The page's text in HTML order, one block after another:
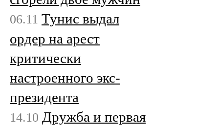
06.11 Тунис выдал
ордер на арест
критически
настроенного экс-
президента
14.10 Дружба и первая